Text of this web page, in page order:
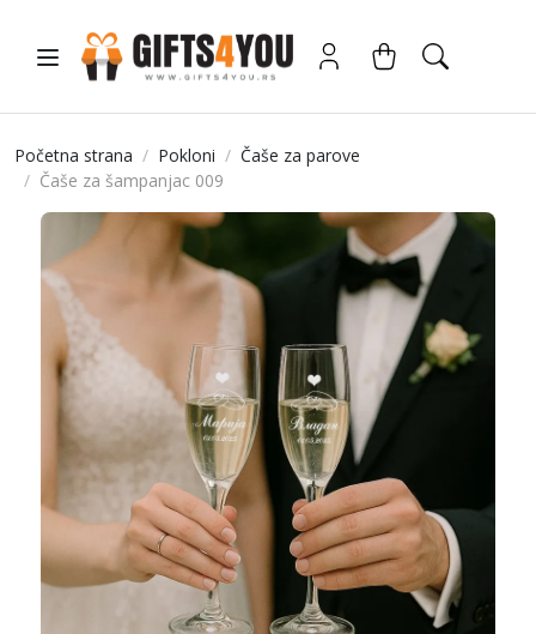
Početna strana Pokloni
Čaše za parove
Čaše za šampanjac 009